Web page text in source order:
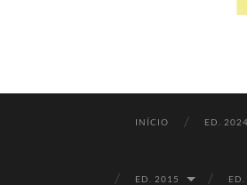
INÍCIO ED. 2024
ED. 2015